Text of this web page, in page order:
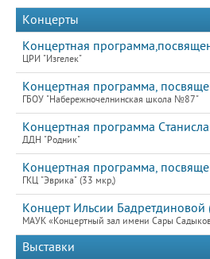
Концерты
Концертная
ЦРИ "Изгелек"
Концертная программа,
ГБОУ "Набережночелнинская школа №87"
Концертная программа
ДДН "Родник"
Концертная программа,
ГКЦ "Эврика" (33 мкр,)
Концерт Ильсии Бадретдиновой
МАУК «Концертный зал имени Сары
Выставки